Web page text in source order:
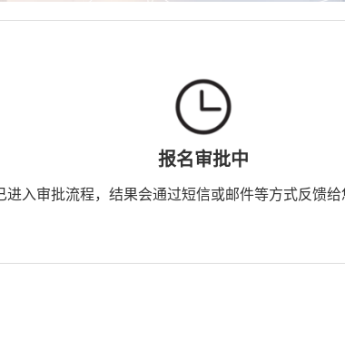
报名审批中
进入审批流程，结果会通过短信或邮件等方式反馈给